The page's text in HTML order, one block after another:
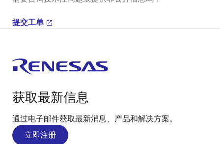
提交工单
获取最新信息
通过电子邮件获取最新消息、产品和解决方案。
立即注册